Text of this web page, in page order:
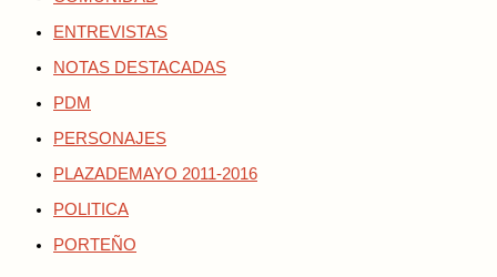
ENTREVISTAS
NOTAS DESTACADAS
PDM
PERSONAJES
PLAZADEMAYO 2011-2016
POLITICA
PORTEÑO